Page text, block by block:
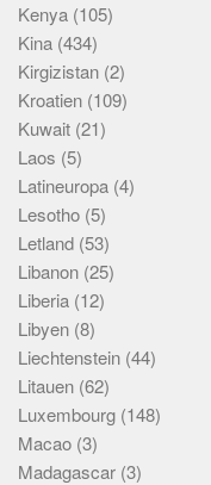
Kenya (105)
Kina (434)
Kirgizistan (2)
Kroatien (109)
Kuwait (21)
Laos (5)
Latineuropa (4)
Lesotho (5)
Letland (53)
Libanon (25)
Liberia (12)
Libyen (8)
Liechtenstein (44)
Litauen (62)
Luxembourg (148)
Macao (3)
Madagascar (3)